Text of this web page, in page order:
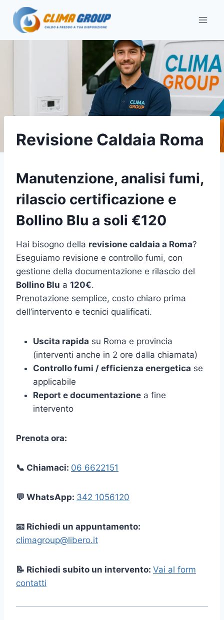
Salta
contenuto
Revisione Caldaia Roma
Manutenzione, analisi fumi,
rilascio certificazione e
Bollino Blu a soli €120
Hai bisogno della revisione caldaia a Roma?
Eseguiamo revisione e controllo fumi, con
gestione della documentazione e rilascio del
Bollino Blu a 120€.
Prenotazione semplice, costo chiaro prima
dell’intervento e tecnici qualificati.
Uscita rapida su Roma e provincia
(interventi anche in 2 ore dalla chiamata)
Controllo fumi / efficienza energetica se
applicabile
Report e documentazione a fine
intervento
Prenota ora:
📞 Chiamaci: 06 6622151
💬 WhatsApp: 342 1056120
📧 Richiedi un appuntamento:
climagroup@libero.it
📝 Richiedi subito un intervento: Vai al form
contatti